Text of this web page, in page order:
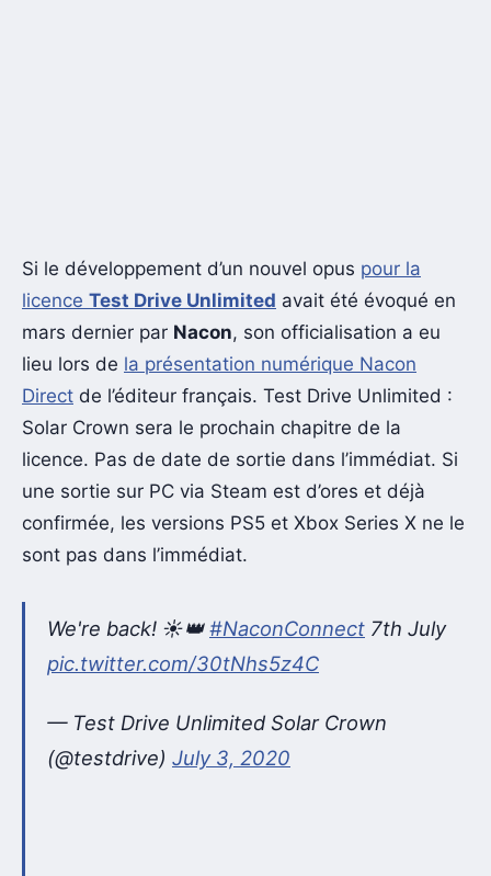
Si le développement d’un nouvel opus pour la
licence Test Drive Unlimited avait été évoqué en
mars dernier par Nacon, son officialisation a eu
lieu lors de la présentation numérique Nacon
Direct de l’éditeur français. Test Drive Unlimited :
Solar Crown sera le prochain chapitre de la
licence. Pas de date de sortie dans l’immédiat. Si
une sortie sur PC via Steam est d’ores et déjà
confirmée, les versions PS5 et Xbox Series X ne le
sont pas dans l’immédiat.
We're back! ☀️👑#NaconConnect 7th July
pic.twitter.com/30tNhs5z4C
— Test Drive Unlimited Solar Crown
(@testdrive) July 3, 2020